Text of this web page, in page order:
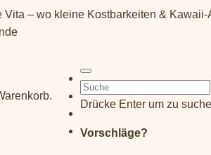
Vita – wo kleine Kostbarkeiten &
Suchen
nach:
Drücke Enter um zu
Vorschläge?